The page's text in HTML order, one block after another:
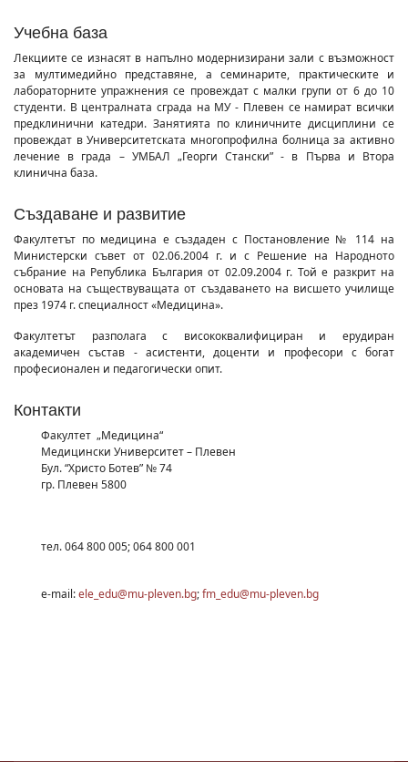
Учебна база
Лекциите се изнасят в напълно модернизирани зали с възможност
за мултимедийно представяне, а семинарите, практическите и
лабораторните упражнения се провеждат с малки групи от 6 до 10
студенти. В централната сграда на МУ - Плевен се намират всички
предклинични катедри. Занятията по клиничните дисциплини се
провеждат в Университетската многопрофилна болница за активно
лечение в града – УМБАЛ „Георги Стански” - в Първа и Втора
клинична база.
Създаване и развитие
Факултетът по медицина е създаден с Постановление № 114 на
Министерски съвет от 02.06.2004 г. и с Решение на Народното
събрание на Република България от 02.09.2004 г. Той е разкрит на
основата на съществуващата от създаването на висшето училище
през 1974 г. специалност «Медицина».
Факултетът разполага с висококвалифициран и ерудиран
академичен състав - асистенти, доценти и професори с богат
професионален и педагогически опит.
Контакти
Факултет „Медицина“
Медицински Университет – Плевен
Бул. “Христо Ботев” № 74
гр. Плевен 5800
тел. 064 800 005; 064 800 001
e-mail:ele_edu@mu-pleven.bg;fm_edu@mu-pleven.bg